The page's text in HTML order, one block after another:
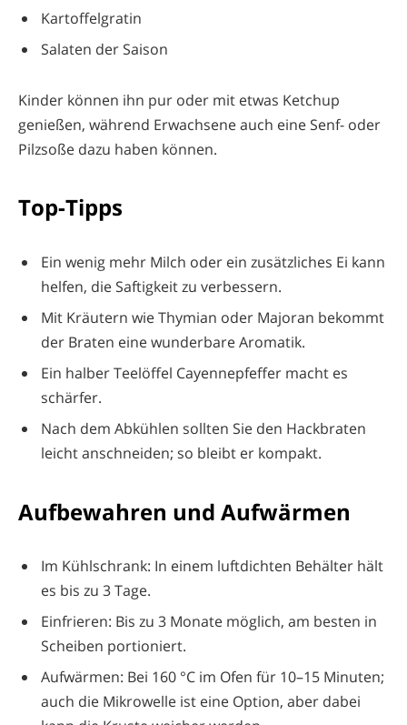
Kartoffelgratin
Salaten der Saison
Kinder können ihn pur oder mit etwas Ketchup
genießen, während Erwachsene auch eine Senf- oder
Pilzsoße dazu haben können.
Top-Tipps
Ein wenig mehr Milch oder ein zusätzliches Ei kann
helfen, die Saftigkeit zu verbessern.
Mit Kräutern wie Thymian oder Majoran bekommt
der Braten eine wunderbare Aromatik.
Ein halber Teelöffel Cayennepfeffer macht es
schärfer.
Nach dem Abkühlen sollten Sie den Hackbraten
leicht anschneiden; so bleibt er kompakt.
Aufbewahren und Aufwärmen
Im Kühlschrank: In einem luftdichten Behälter hält
es bis zu 3 Tage.
Einfrieren: Bis zu 3 Monate möglich, am besten in
Scheiben portioniert.
Aufwärmen: Bei 160 °C im Ofen für 10–15 Minuten;
auch die Mikrowelle ist eine Option, aber dabei